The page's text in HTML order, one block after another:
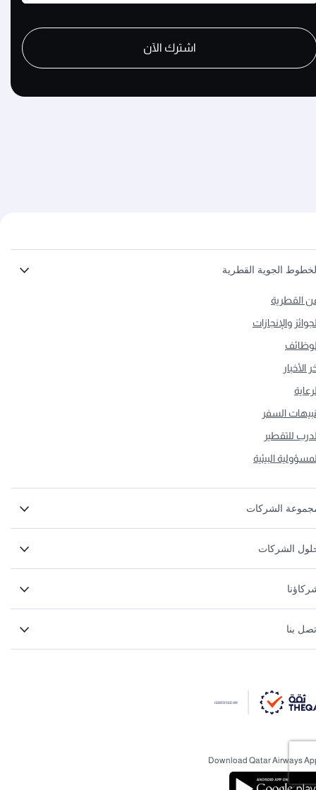
اشترك الآن
الجوية القطرية
القطرية
والإنجازات
الأخبار
السفر
للتقطير
البيئية
الشركات
الشركات
بنا
Download Qatar Airways